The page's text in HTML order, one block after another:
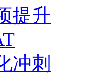
提升
冲刺